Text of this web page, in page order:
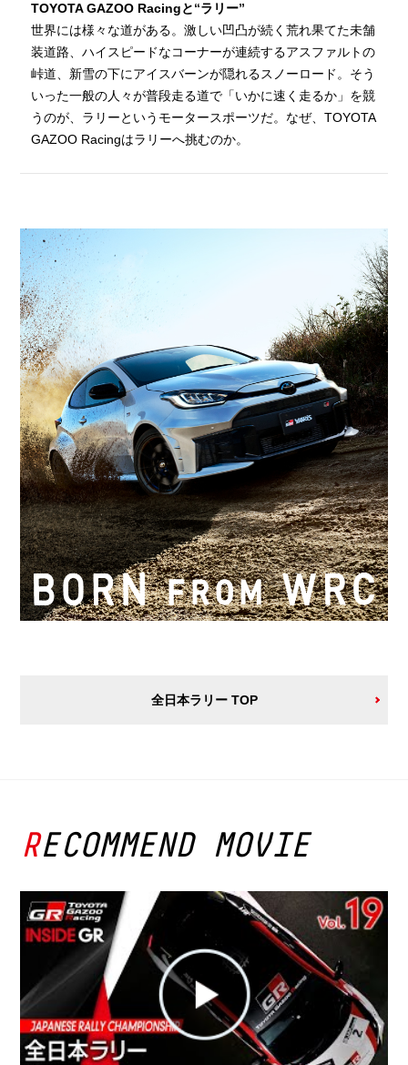
TOYOTA GAZOO Racingと“ラリー”
世界には様々な道がある。激しい凹凸が続く荒れ果てた未舗
装道路、ハイスピードなコーナーが連続するアスファルトの
峠道、新雪の下にアイスバーンが隠れるスノーロード。そう
いった一般の人々が普段走る道で「いかに速く走るか」を競
うのが、ラリーというモータースポーツだ。なぜ、TOYOTA
GAZOO Racingはラリーへ挑むのか。
全日本ラリー TOP
RECOMMEND MOVIE